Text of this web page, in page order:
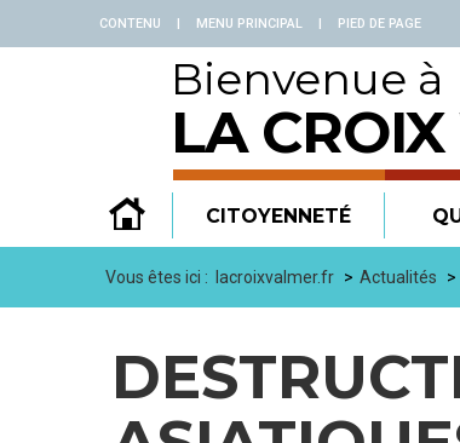
CONTENU | MENU PRINCIPAL | PIED DE PAGE
Bienvenue à
LA
CITOYENNETÉ
Vous êtes ici : lacroixvalmer.fr Actualités